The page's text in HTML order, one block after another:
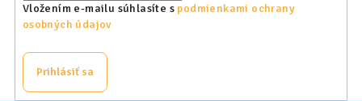
Vložením e-mailu súhlasíte s podmienkami ochrany
osobných údajov
Prihlásiť sa